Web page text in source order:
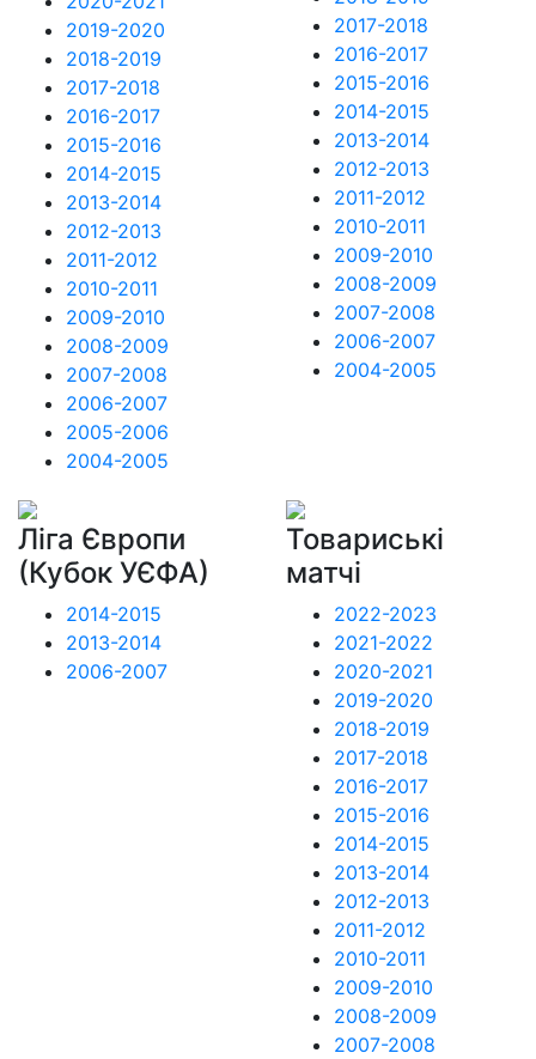
2019-2020
2018-2019
2017-2018
2016-2017
2015-2016
2014-2015
2013-2014
2012-2013
2011-2012
2010-2011
2009-2010
2008-2009
2007-2008
2006-2007
2005-2006
2004-2005
2017-2018
2016-2017
2015-2016
2014-2015
2013-2014
2012-2013
2011-2012
2010-2011
2009-2010
2008-2009
2007-2008
2006-2007
2004-2005
Ліга Європи
(Кубок УЄФА)
2014-2015
2013-2014
2006-2007
Товариські
матчі
2022-2023
2021-2022
2020-2021
2019-2020
2018-2019
2017-2018
2016-2017
2015-2016
2014-2015
2013-2014
2012-2013
2011-2012
2010-2011
2009-2010
2008-2009
2007-2008